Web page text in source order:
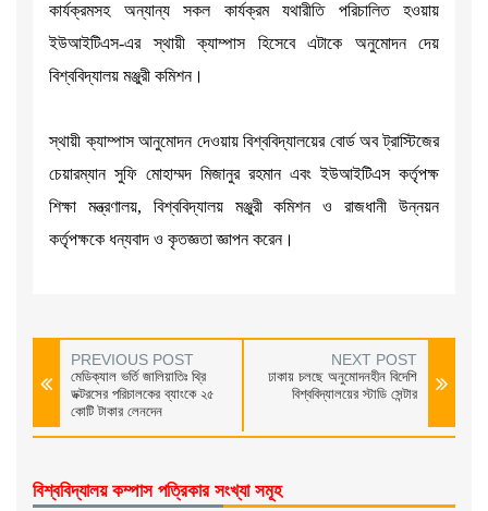
কার্যক্রমসহ অন্যান্য সকল কার্যক্রম যথারীতি পরিচালিত হওয়ায়
ইউআইটিএস-এর স্থায়ী ক্যাম্পাস হিসেবে এটাকে অনুমোদন দেয়
বিশ্ববিদ্যালয় মঞ্জুরী কমিশন।
স্থায়ী ক্যাম্পাস আনুমোদন দেওয়ায় বিশ্ববিদ্যালয়ের বোর্ড অব ট্রাস্টিজের
চেয়ারম্যান সুফি মোহাম্মদ মিজানুর রহমান এবং ইউআইটিএস কর্তৃপক্ষ
শিক্ষা মন্ত্রণালয়, বিশ্ববিদ্যালয় মঞ্জুরী কমিশন ও রাজধানী উন্নয়ন
কর্তৃপক্ষকে ধন্যবাদ ও কৃতজ্ঞতা জ্ঞাপন করেন।
PREVIOUS POST
মেডিক্যাল ভর্তি জালিয়াতি‍ঃ থ্রি
ডক্টরসের পরিচালকের ব্যাংকে ২৫
কোটি টাকার লেনদেন
NEXT POST
ঢাকায় চলছে অনুমোদনহীন বিদেশি
বিশ্ববিদ্যালয়ের স্টাডি সেন্টার
বিশ্ববিদ্যালয় কম্পাস পত্রিকার সংখ্যা সমূহ